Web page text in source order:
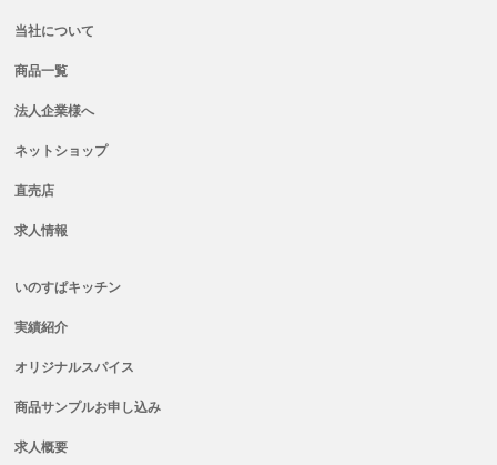
当社について
商品一覧
法人企業様へ
ネットショップ
直売店
求人情報
いのすぱキッチン
実績紹介
オリジナルスパイス
商品サンプルお申し込み
求人概要